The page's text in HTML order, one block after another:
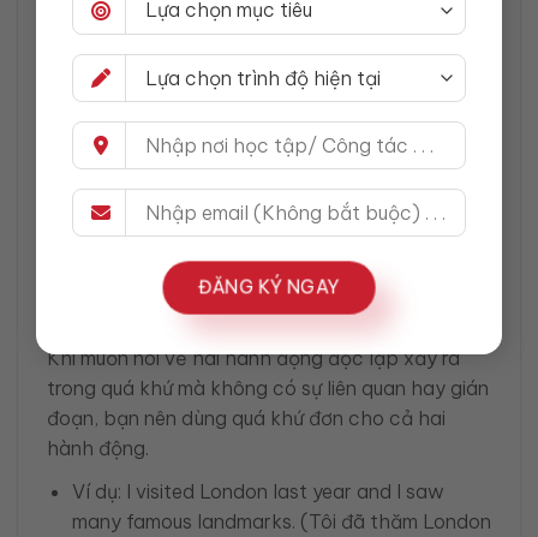
ĐĂNG KÝ NGAY
sẽ ở thì quá khứ tiếp diễn, còn hành động phụ ở
quá khứ đơn.
Ví dụ: I was reading a book when the doorbell
rang. (Tôi đang đọc sách thì chuông cửa reo.)
Reading là hành động chính, rang là
hành động phụ (gián đoạn hành
động chính).
4. Hành động không liên quan đến nhau
Khi muốn nói về hai hành động độc lập xảy ra
trong quá khứ mà không có sự liên quan hay gián
đoạn, bạn nên dùng quá khứ đơn cho cả hai
hành động.
Ví dụ: I visited London last year and I saw
many famous landmarks. (Tôi đã thăm London